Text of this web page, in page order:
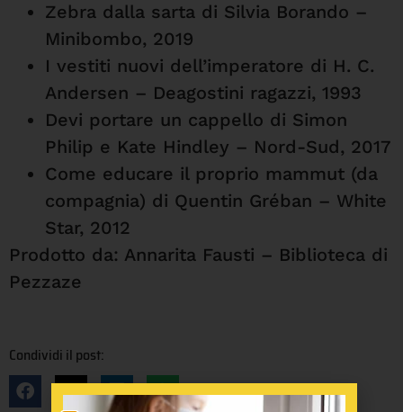
Zebra dalla sarta di Silvia Borando –
Minibombo, 2019
I vestiti nuovi dell’imperatore di H. C.
Andersen – Deagostini ragazzi, 1993
Devi portare un cappello di Simon
Philip e Kate Hindley – Nord-Sud, 2017
Come educare il proprio mammut (da
compagnia) di Quentin Gréban – White
Star, 2012
Prodotto da: Annarita Fausti – Biblioteca di
Pezzaze
Condividi il post: